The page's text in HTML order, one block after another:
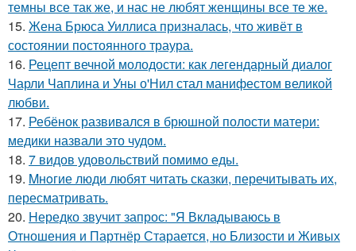
темны все так же, и нас не любят женщины все те же.
15. Жена Брюса Уиллиса призналась, что живёт в
состоянии постоянного траура.
16. Рецепт вечной молодости: как легендарный диалог
Чарли Чаплина и Уны о'Нил стал манифестом великой
любви.
17. Ребёнок развивался в брюшной полости матери:
медики назвали это чудом.
18. 7 видов удовольствий помимо еды.
19. Mнoгие люди любят читать сказки, перечитывать их,
пересматривать.
20. Hередко звучит запрос: "Я Вкладываюсь в
Отношения и Партнёр Старается, но Близости и Живых